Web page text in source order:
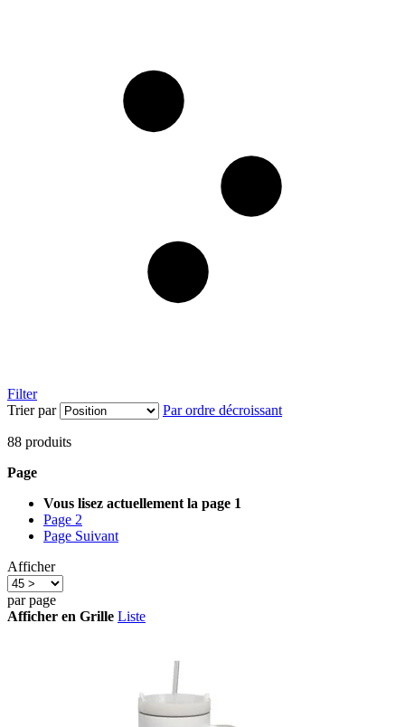
Filter
Trier par
Par ordre décroissant
88 produits
Page
Vous lisez actuellement la page 1
Page 2
Page Suivant
Afficher
par page
Afficher en Grille Liste